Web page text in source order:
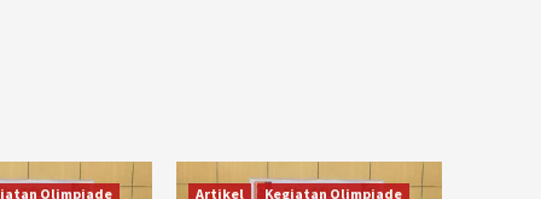
Olimpiade
Artikel
Kegiatan Olimpiade